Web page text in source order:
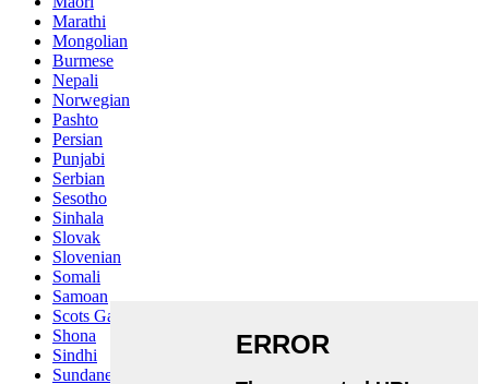
Marathi
Mongolian
Burmese
Nepali
Norwegian
Pashto
Persian
Punjabi
Serbian
Sesotho
Sinhala
Slovak
Slovenian
Somali
Samoan
Scots Gaelic
Shona
Sindhi
Sundanese